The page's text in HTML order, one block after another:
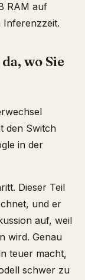
RAM auf
Inferenzzeit.
wo Sie
den Switch
in der
Dieser Teil
und er
auf, weil
wird. Genau
teuer macht,
schwer zu